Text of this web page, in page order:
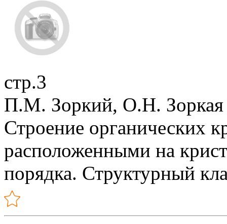
стр.3
П.М. Зоркий, О.Н. Зоркая
Строение органических
расположенными на
порядка. Структурный